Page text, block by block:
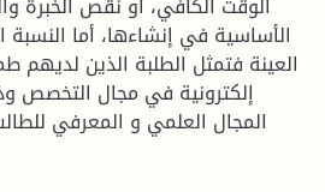
العينة فتمثل الطلبة الذين
إلكترونية في مجال التخصص
المجال العلمي و المعرفي